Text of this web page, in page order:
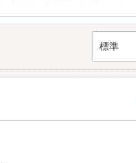
食後は、海岸沿いの「
車「ドリームスカイ」から静岡
イリングベル」が。隠れている
ーションも楽しめますよ♪天気が
本もの松原の緑。青い海と白い
ルでひと休みしませんか？鳥坂
親水公園」や「千歳町」周辺に
しょう♪
標準